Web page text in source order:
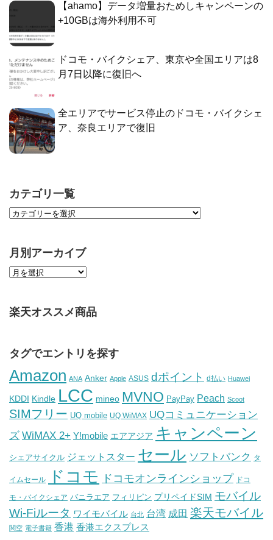
【ahamo】データ増量おためしキャンペーンの
+10GBは海外利用不可
ドコモ・バイクシェア、東京や全国エリアは8
月7日以降に復旧へ
全エリアでサービス停止のドコモ・バイクシェ
ア、奈良エリアで復旧
カテゴリ一覧
月別アーカイブ
楽天オススメ商品
タグでエントリを探す
Amazon ANA Anker Apple ASUS dポイント d払い Huawei
KDDI Kindle LCC mineo MVNO PayPay Peach Scoot
SIMフリー UQ mobile UQ WiMAX UQコミュニケーション
ズ WiMAX 2+ Y!mobile エアアジア キャンペーン
シェアサイクル ジェットスター セール ソフトバンク タ
イムセール ドコモ ドコモオンラインショップ ドコ
モ・バイクシェア バニラエア フィリピン プリペイドSIM モバイル
Wi-Fiルータ ワイモバイル 台北 台湾 成田 楽天モバイル
関空 電子書籍 香港 香港エクスプレス